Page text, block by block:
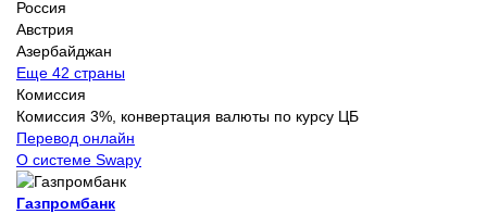
Россия
Австрия
Азербайджан
Еще 42 страны
Комиссия
Комиссия 3%, конвертация валюты по курсу ЦБ
Перевод онлайн
О системе Swapy
Газпромбанк